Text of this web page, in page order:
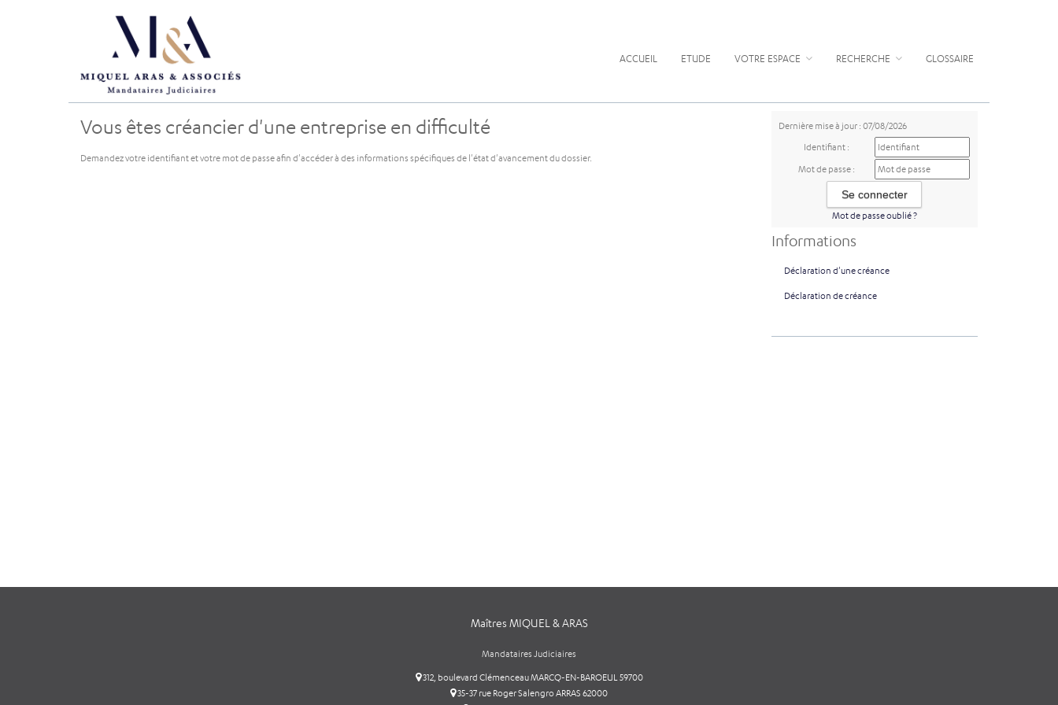
ACCUEIL ETUDE VOTRE ESPACE RECHERCHE GLOSSAIRE
Dernière mise à jour : 07/08/2026
Identifiant :
Mot de passe :
Mot de passe oublié ?
Informations
Déclaration d'une créance
Déclaration de créance
Vous êtes créancier d'une entreprise en difficulté
Demandez votre identifiant et votre mot de passe afin d'accéder à des informations spécifiques de l'état d'avancement du dossier.
Maîtres MIQUEL & ARAS
Mandataires Judiciaires
312, boulevard Clémenceau MARCQ-EN-BAROEUL 59700
35-37 rue Roger Salengro ARRAS 62000